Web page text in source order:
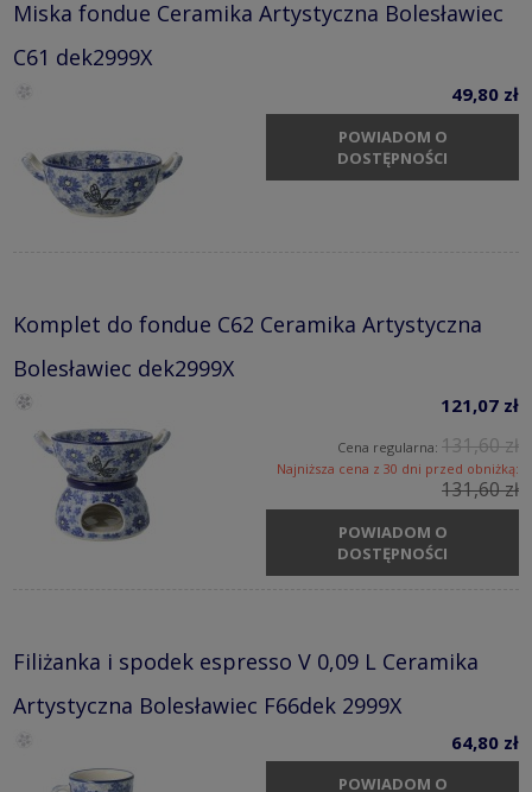
Miska fondue Ceramika Artystyczna Bolesławiec
C61 dek2999X
49,80 zł
POWIADOM O
DOSTĘPNOŚCI
Komplet do fondue C62 Ceramika Artystyczna
Bolesławiec dek2999X
121,07 zł
Cena regularna: 131,60 zł
Najniższa cena z 30 dni przed obniżką:
131,60 zł
POWIADOM O
DOSTĘPNOŚCI
Filiżanka i spodek espresso V 0,09 L Ceramika
Artystyczna Bolesławiec F66dek 2999X
64,80 zł
POWIADOM O